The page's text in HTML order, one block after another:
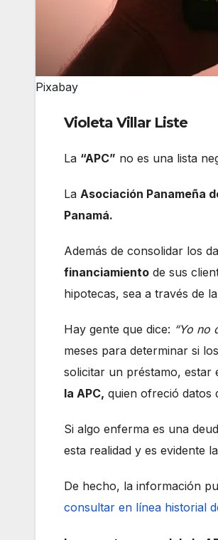
Pixabay
Violeta Villar Liste
La “APC” no es una lista
La Asociación Panameña
Panamá.
Además de consolidar los
financiamiento de sus
hipotecas, sea a través de la
Hay gente que dice: “Yo no
meses para determinar si
solicitar un préstamo, estar
la APC, quien ofreció datos
Si algo enferma es una
esta realidad y es evidente
De hecho, la información
consultar en línea historial